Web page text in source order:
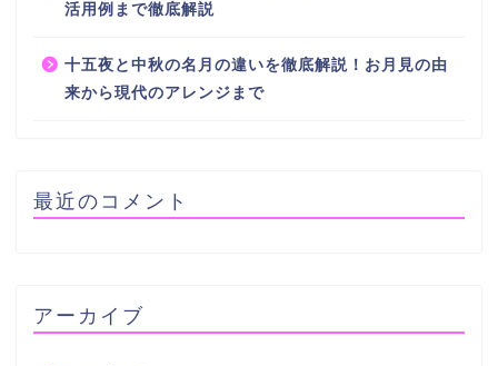
活用例まで徹底解説
十五夜と中秋の名月の違いを徹底解説！お月見の由
来から現代のアレンジまで
最近のコメント
アーカイブ